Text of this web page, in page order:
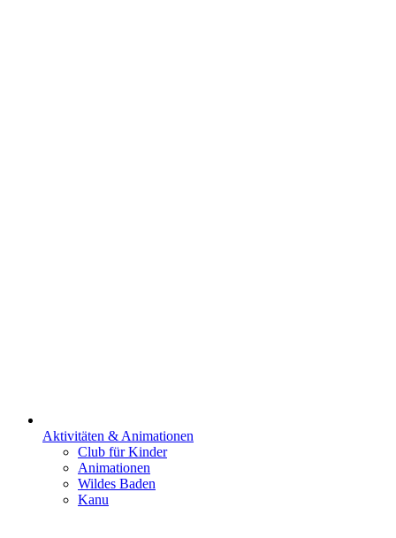
Aktivitäten & Animationen
Club für Kinder
Animationen
Wildes Baden
Kanu